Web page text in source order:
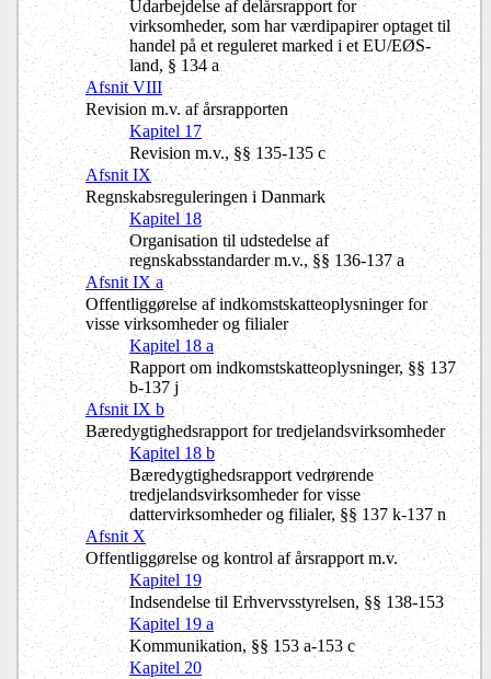
Udarbejdelse af delårsrapport for
virksomheder, som har værdipapirer optaget til
handel på et reguleret marked i et EU/EØS-
land, § 134 a
Afsnit VIII
Revision m.v. af årsrapporten
Kapitel 17
Revision m.v., §§ 135-135 c
Afsnit IX
Regnskabsreguleringen i Danmark
Kapitel 18
Organisation til udstedelse af
regnskabsstandarder m.v., §§ 136-137 a
Afsnit IX a
Offentliggørelse af indkomstskatteoplysninger for
visse virksomheder og filialer
Kapitel 18 a
Rapport om indkomstskatteoplysninger, §§ 137
b-137 j
Afsnit IX b
Bæredygtighedsrapport for tredjelandsvirksomheder
Kapitel 18 b
Bæredygtighedsrapport vedrørende
tredjelandsvirksomheder for visse
dattervirksomheder og filialer, §§ 137 k-137 n
Afsnit X
Offentliggørelse og kontrol af årsrapport m.v.
Kapitel 19
Indsendelse til Erhvervsstyrelsen, §§ 138-153
Kapitel 19 a
Kommunikation, §§ 153 a-153 c
Kapitel 20